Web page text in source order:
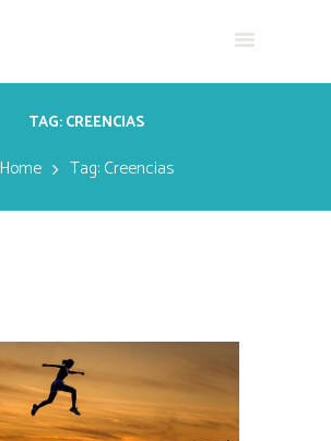
TAG: CREENCIAS
Home Tag: Creencias